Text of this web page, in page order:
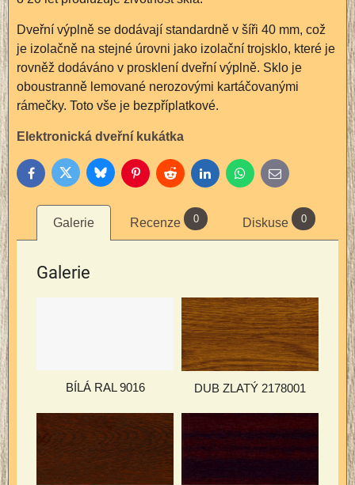
Dveřní výplně se dodávají standardně v šíři 40 mm, což
je izolačně na stejné úrovni jako izolační trojsklo, které je
rovněž dodáváno v prosklení dveřní výplně. Sklo je
oboustranně lemované nerozovými kartáčovanými
rámečky. Toto vše je bezpříplatkové.
Elektronická dveřní kukátka
FacebookTwitter BlueskyPinterestReddit LinkedInWhatsApp
E-
mail
Galerie Recenze 0 Diskuse 0
Galerie
BÍLÁ RAL 9016 DUB ZLATÝ 2178001